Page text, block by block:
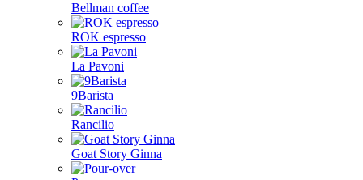
Bellman coffee
ROK espresso
La Pavoni
9Barista
Rancilio
Goat Story Ginna